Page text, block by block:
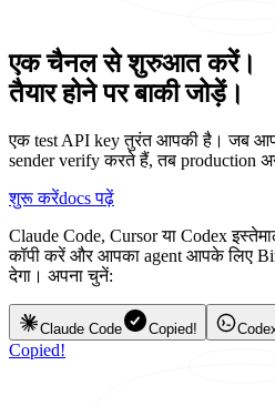
एक चैनल से शुरुआत करें।
तैयार होने पर बाकी जोड़ें।
एक test API key तुरंत आपकी है। जब
sender verify करते हैं, तब production
शुरू करेंdocs पढ़ें
Claude Code, Cursor या Codex
कॉपी करें और आपका agent आपके लिए
देगा। अपना चुनें:
Claude Code Copied!
Copied!